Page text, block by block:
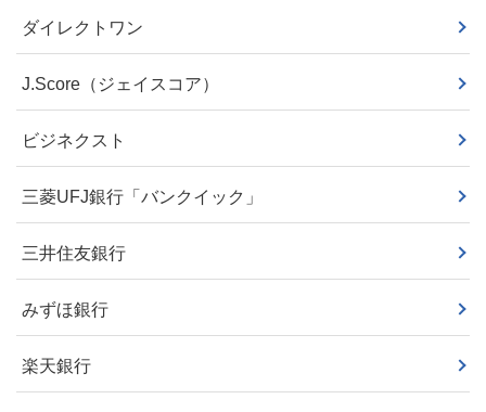
ダイレクトワン
J.Score（ジェイスコア）
ビジネクスト
三菱UFJ銀行「バンクイック」
三井住友銀行
みずほ銀行
楽天銀行